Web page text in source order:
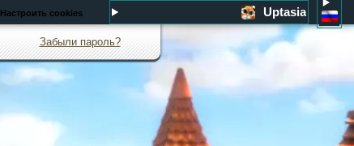
Настроить cookies Uptasia
Забыли пароль?